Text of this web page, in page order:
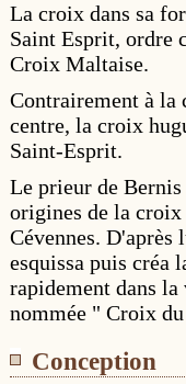
La croix dans sa
Saint Esprit, ordre
Croix Maltaise.
Contrairement à la
centre, la croix
Saint-Esprit.
Le prieur de
origines de la croix
Cévennes.
esquissa puis créa
rapidement dans
nommée " Croix
Conception